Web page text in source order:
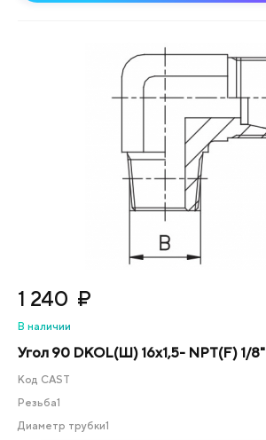
1 240 ₽
В наличии
Угол 90 DKOL(Ш) 16x1,5- NPT(F) 1/8"
Код CAST
Резьба1
Диаметр трубки1